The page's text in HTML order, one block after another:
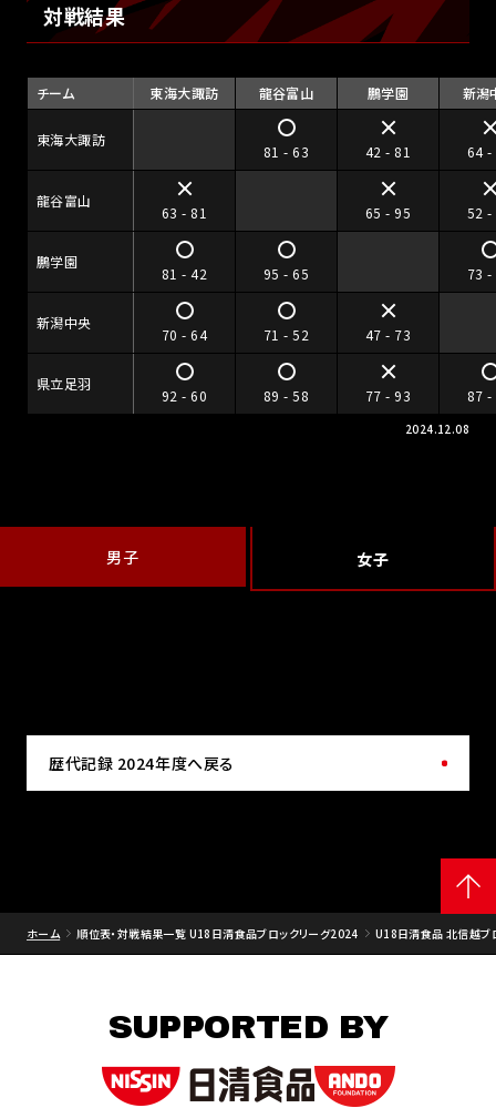
対戦結果
チーム 東海大諏訪 龍谷富山 鵬学園 新潟
東海大諏訪
81 - 63 42 - 81 64 -
龍谷富山
63 - 81 65 - 95 52 -
鵬学園
81 - 42 95 - 65 73
新潟中央
70 - 64 71 - 52 47 - 73
県立足羽
92 - 60 89 - 58 77 - 93 87
2024.12.08
男子 女子
歴代記録 2024年度へ戻る
ホーム 順位表・対戦結果一覧 U18日清食品ブロックリーグ2024 U18日清食品 北信越ブ
SUPPORTED BY